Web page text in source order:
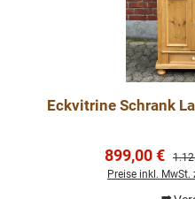
Eckvitrine Schrank
899,00 €
Preise inkl.